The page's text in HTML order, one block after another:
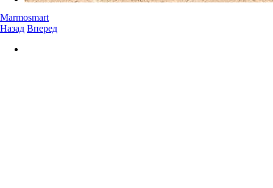
Marmosmart
Назад Вперед